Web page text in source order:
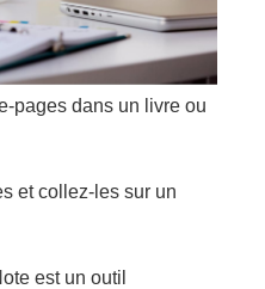
pages dans un livre ou
et collez-les sur un
est un outil